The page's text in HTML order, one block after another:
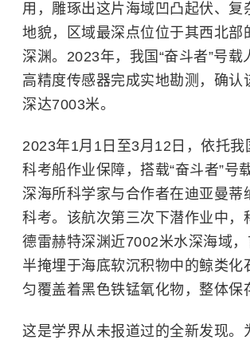
用，雕琢出这片海域凹凸起伏、复
地貌，区域最深点位位于其西北部
深渊。2023年，我国“奋斗者”号载
高精度传感器完成实地勘测，确认
深达7003米。
2023年1月1日至3月12日，依托我
科考船作业保障，搭载“奋斗者”号
深海所科学家与合作者在迪亚曼蒂
科考。该航次第三次下潜作业中，
德雷赫特深渊近7002米水深海域
半掩埋于海底软沉积物中的鲸类化
匀覆盖着黑色铁锰氧化物，整体保
这是学界从未报道过的全新发现。